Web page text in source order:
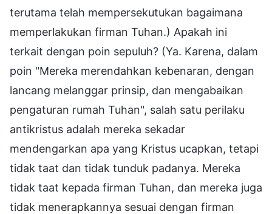
terutama telah mempersekutukan bagaimana
memperlakukan firman Tuhan.) Apakah ini
terkait dengan poin sepuluh? (Ya. Karena, dalam
poin "Mereka merendahkan kebenaran, dengan
lancang melanggar prinsip, dan mengabaikan
pengaturan rumah Tuhan", salah satu perilaku
antikristus adalah mereka sekadar
mendengarkan apa yang Kristus ucapkan, tetapi
tidak taat dan tidak tunduk padanya. Mereka
tidak taat kepada firman Tuhan, dan mereka juga
tidak menerapkannya sesuai dengan firman